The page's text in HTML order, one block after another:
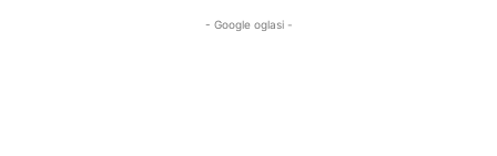
- Google oglasi -